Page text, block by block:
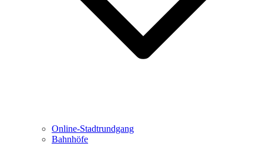
Online-Stadtrundgang
Bahnhöfe